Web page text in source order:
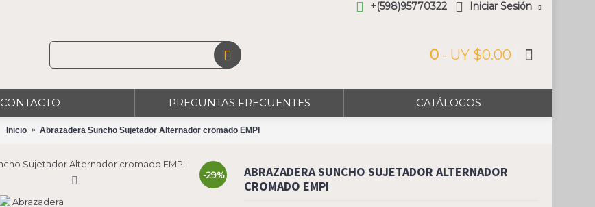
+(598)95770322 Iniciar Sesión
0 - UY $0.00
CONTACTO PREGUNTAS FRECUENTES CATÁLOGOS
Inicio Abrazadera Suncho Sujetador Alternador cromado EMPI
-29%
ABRAZADERA SUNCHO SUJETADOR ALTERNADOR
CROMADO EMPI